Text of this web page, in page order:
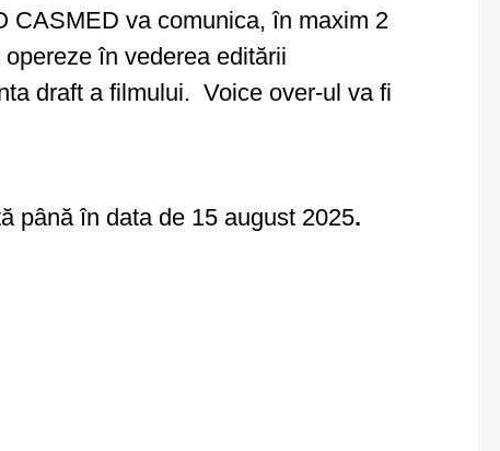
CASMED va comunica, în maxim 2
în vederea editării
draft a filmului. Voice over-ul va fi
până în data de 15 august 2025.